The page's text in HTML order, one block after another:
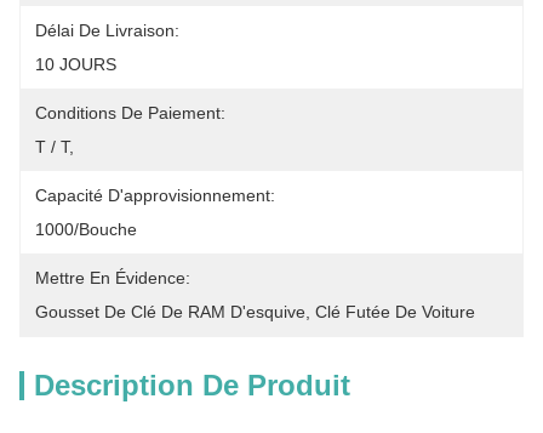
Délai De Livraison:
10 JOURS
Conditions De Paiement:
T / T,
Capacité D'approvisionnement:
1000/bouche
Mettre En Évidence:
Gousset De Clé De RAM D'esquive Clé Futée De Voiture
Description De Produit